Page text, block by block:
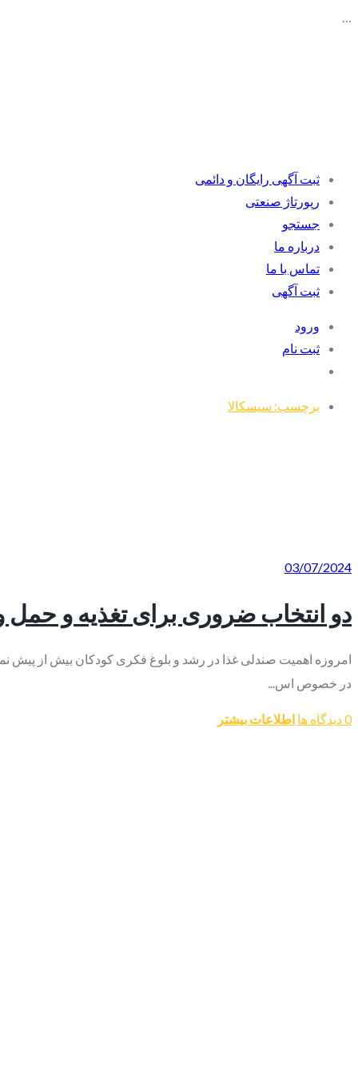
…
ثبت آگهی رایگان و دائمی
رپورتاژ صنعتی
جستجو
درباره ما
تماس با ما
ثبت آگهی
ورود
ثبت نام
برچسب: سیسکالا
03/07/2024
دو انتخاب ضروری برای تغذیه و حمل
امروزه اهمیت صندلی غذا در رشد و بلوغ فکری کودکان بیش از پیش
در خصوص اس...
0 دیدگاه ها اطلاعات بیشتر